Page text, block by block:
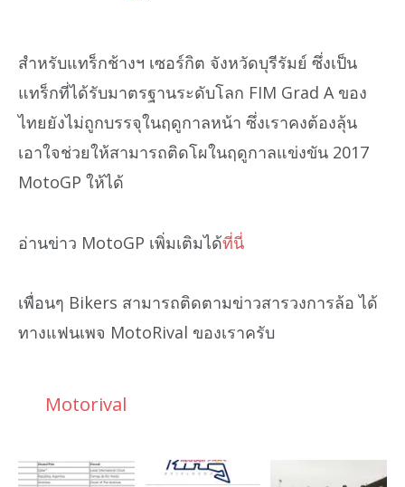
สำหรับแทร็กช้างฯ เซอร์กิต จังหวัดบุรีรัมย์ ซึ่งเป็น
แทร็กที่ได้รับมาตรฐานระดับโลก FIM Grad A ของ
ไทยยังไม่ถูกบรรจุในฤดูกาลหน้า ซึ่งเราคงต้องลุ้น
เอาใจช่วยให้สามารถติดโผในฤดูกาลแข่งขัน 2017
MotoGP ให้ได้
อ่านข่าว MotoGP เพิ่มเติมได้ที่นี่
เพื่อนๆ Bikers สามารถติดตามข่าวสารวงการล้อ ได้
ทางแฟนเพจ MotoRival ของเราครับ
Motorival